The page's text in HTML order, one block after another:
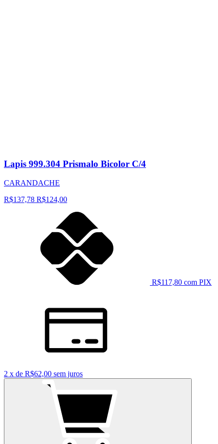
Lapis 999.304 Prismalo Bicolor C/4
CARANDACHE
R$137,78 R$124,00
R$117,80 com PIX
2 x de R$62,00 sem juros